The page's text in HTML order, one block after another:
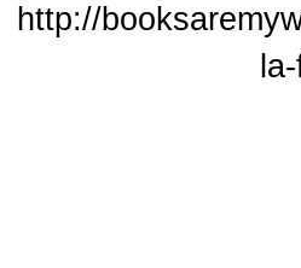
http://